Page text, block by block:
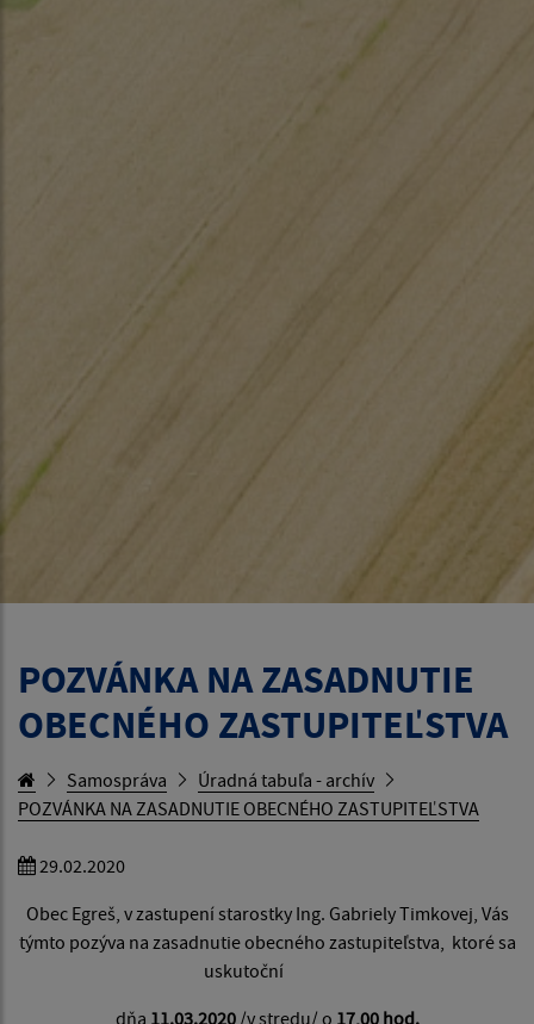
POZVÁNKA NA ZASADNUTIE
OBECNÉHO ZASTUPITEĽSTVA
Samospráva
Úradná tabuľa - archív
POZVÁNKA NA ZASADNUTIE OBECNÉHO ZASTUPITEĽSTVA
29.02.2020
Obec Egreš, v zastupení starostky Ing. Gabriely Timkovej, Vás
týmto pozýva na zasadnutie obecného zastupiteľstva, ktoré sa
uskutoční
dňa 11.03.2020/v stredu/ o 17,00 hod.